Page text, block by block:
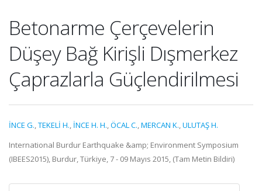
Betonarme Çerçevelerin
Düşey Bağ Kirişli Dışmerkez
Çaprazlarla Güçlendirilmesi
İNCE G.,TEKELİ H., İNCE H. H.,ÖCAL C.,MERCAN K.,ULUTAŞ H.
International Burdur Earthquake &amp; Environment Symposium
(IBEES2015), Burdur, Türkiye, 7 - 09 Mayıs 2015, (Tam Metin Bildiri)